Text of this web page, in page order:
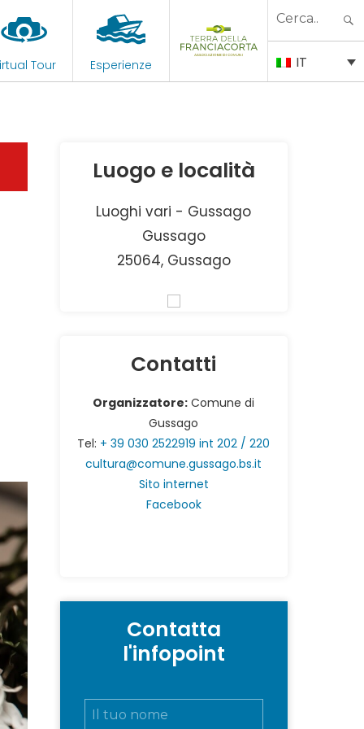
Tour Esperienze
Search
IT
Luogo e località
Luoghi vari - Gussago
Gussago
25064, Gussago
Contatti
Organizzatore: Comune di
Gussago
Tel: + 39 030 2522919 int 202 / 220
cultura@comune.gussago.bs.it
Sito internet
Facebook
Contatta
l'infopoint
N